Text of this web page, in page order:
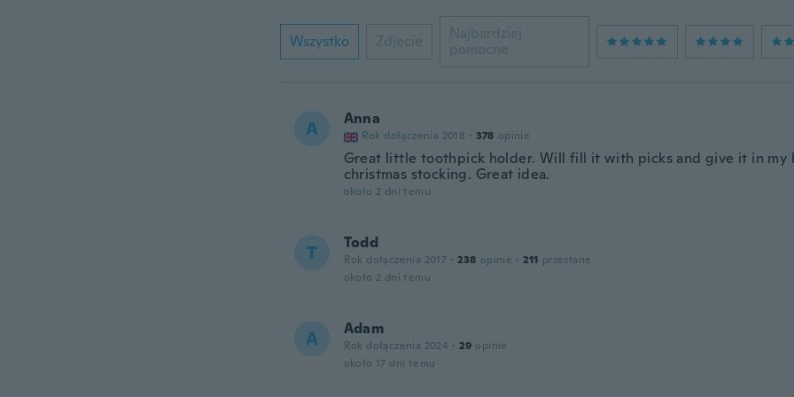
Wszystko Zdjęcie
Najbardziej
pomocne
A Anna
Rok dołączenia 2018 · 378 opinie
Great little toothpick holder. Will fill it with picks and give it in my
christmas stocking. Great idea.
około 2 dni temu
T Todd
Rok dołączenia 2017 · 238 opinie · 211 przesłane
około 2 dni temu
A Adam
Rok dołączenia 2024 · 29 opinie
około 17 dni temu